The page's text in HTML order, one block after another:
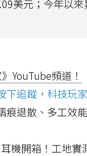
美元；今年以來
YouTube頻道！
下追蹤，科技玩
痕退散、多工效
耳機開箱！工地